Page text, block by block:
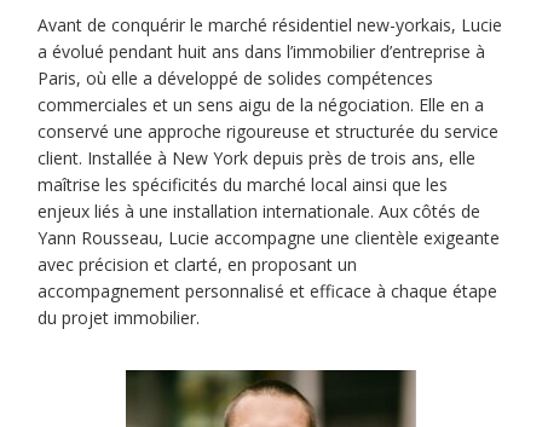
Avant de conquérir le marché résidentiel new-yorkais, Lucie
a évolué pendant huit ans dans l’immobilier d’entreprise à
Paris, où elle a développé de solides compétences
commerciales et un sens aigu de la négociation. Elle en a
conservé une approche rigoureuse et structurée du service
client. Installée à New York depuis près de trois ans, elle
maîtrise les spécificités du marché local ainsi que les
enjeux liés à une installation internationale. Aux côtés de
Yann Rousseau, Lucie accompagne une clientèle exigeante
avec précision et clarté, en proposant un
accompagnement personnalisé et efficace à chaque étape
du projet immobilier.